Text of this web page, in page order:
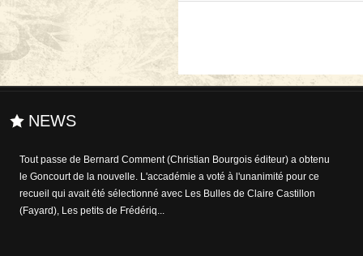
NEWS
A l'heure où le débat sur le numérique envahit et affole le milieu de
l'édition, le bibiophile - entre autres - Karl Lagerfeld (il dit détenir plus
de 300.000 ouvrages dans sa bibliothèque personnelle) a trouvé la
remède pour réconforter t...